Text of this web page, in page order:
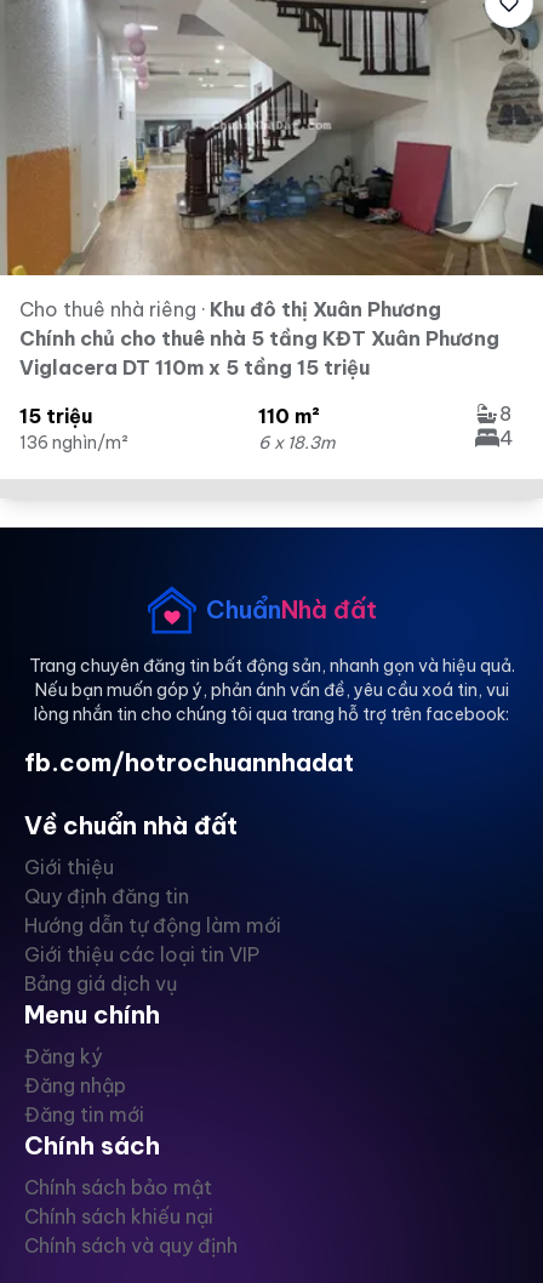
Cho thuê nhà riêng · Khu đô thị Xuân Phương
Chính chủ cho thuê nhà 5 tầng KĐT Xuân Phương
Viglacera DT 110m x 5 tầng 15 triệu
15 triệu
136 nghìn/m²
110 m²
6 x 18.3m
8
4
ChuẩnNhà đất
Trang chuyên đăng tin bất động sản, nhanh gọn và hiệu quả.
Nếu bạn muốn góp ý, phản ánh vấn đề, yêu cầu xoá tin, vui
lòng nhắn tin cho chúng tôi qua trang hỗ trợ trên facebook:
fb.com/hotrochuannhadat
Về chuẩn nhà đất
Giới thiệu
Quy định đăng tin
Hướng dẫn tự động làm mới
Giới thiệu các loại tin VIP
Bảng giá dịch vụ
Menu chính
Đăng ký
Đăng nhập
Đăng tin mới
Chính sách
Chính sách bảo mật
Chính sách khiếu nại
Chính sách và quy định